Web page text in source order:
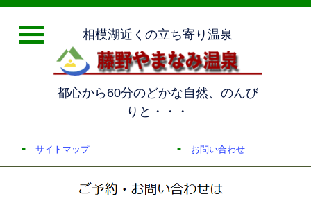
相模湖近くの立ち寄り温泉
都心から60分のどかな自然、のんび
りと・・・
サイトマップ お問い合わせ